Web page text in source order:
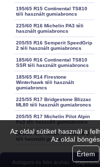
Az oldal sütiket használ a
Az oldal
Értem
195/65 R15 Continental TS810
téli használt gumiabroncs
225/60 R16 Michelin PA3 téli
használt gumiabroncs
205/55 R16 Semperit SpeedGrip
2 téli használt gumiabroncs
185/60 R16 Continental TS810
SSR téli használt gumiabroncs
185/65 R14 Firestone
Winterhawk téli használt
gumiabroncs
225/55 R17 Bridgestone Blizzac
ML80 téli használt gumiabroncs
205/55 R17 Michelin Pilot Alpin
Pa3 téli használt gumiabroncs
205/65 R15 Kleber Krisalk HP2
téli használt gumiabroncs
Autógumi és felni áruház –